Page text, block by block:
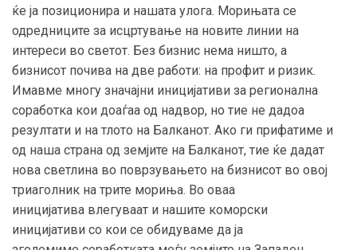
ќе ја позиционира и нашата улога. Морињата се
одредниците за исцртување на новите линии на
интереси во светот. Без бизнис нема ништо, а
бизнисот почива на две работи: на профит и ризик.
Имавме многу значајни иницијативи за регионална
соработка кои доаѓаа од надвор, но тие не дадоа
резултати и на тлото на Балканот. Ако ги прифатиме и
од наша страна од земјите на Балканот, тие ќе дадат
нова светлина во поврзувањето на бизнисот во овој
триаголник на трите мориња. Во оваа
иницијатива влегуваат и нашите коморски
иницијативи со кои се обидуваме да ја